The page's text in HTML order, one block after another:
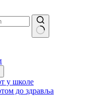
у школе
до здравља